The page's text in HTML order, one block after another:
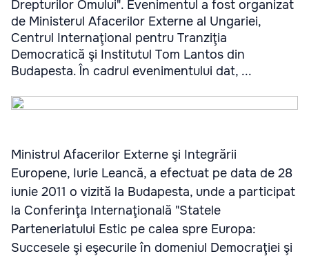
Drepturilor Omului". Evenimentul a fost organizat
de Ministerul Afacerilor Externe al Ungariei,
Centrul Internaţional pentru Tranziţia
Democratică şi Institutul Tom Lantos din
Budapesta. În cadrul evenimentului dat, ...
Ministrul Afacerilor Externe şi Integrării
Europene, Iurie Leancă, a efectuat pe data de 28
iunie 2011 o vizită la Budapesta, unde a participat
la Conferinţa Internaţională "Statele
Parteneriatului Estic pe calea spre Europa:
Succesele şi eşecurile în domeniul Democraţiei şi